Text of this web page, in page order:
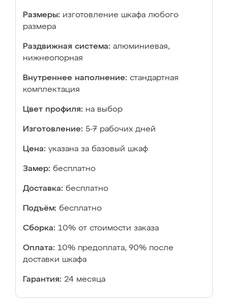
Размеры: изготовление шкафа любого
размера
Раздвижная система: алюминиевая,
нижнеопорная
Внутреннее наполнение: стандартная
комплектация
Цвет профиля: на выбор
Изготовление: 5-7 рабочих дней
Цена: указана за базовый шкаф
Замер: бесплатно
Доставка: бесплатно
Подъём: бесплатно
Сборка: 10% от стоимости заказа
Оплата: 10% предоплата, 90% после
доставки шкафа
Гарантия: 24 месяца